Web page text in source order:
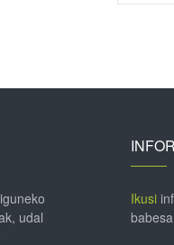
udal
Ikusi
babesa